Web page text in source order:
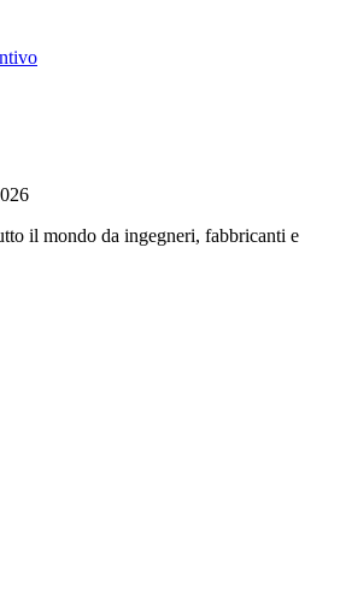
il mondo da ingegneri, fabbricanti e